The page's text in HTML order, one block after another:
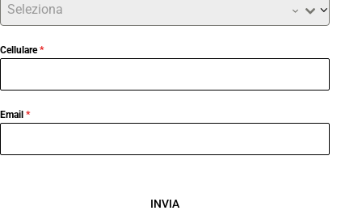
Seleziona
Cellulare*
Email *
INVIA